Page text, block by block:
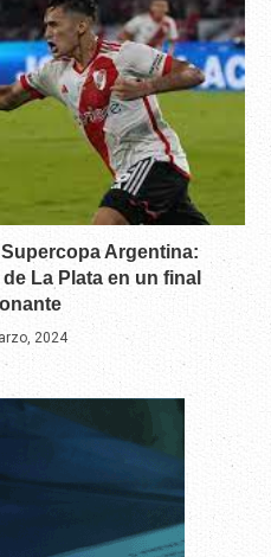
Argentina:
La Plata en un final
2024